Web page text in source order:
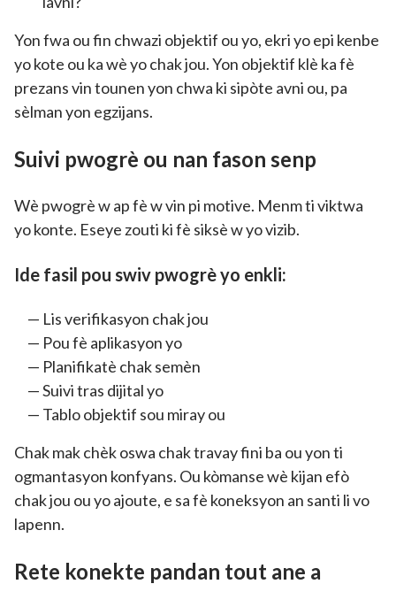
Yon fwa ou fin chwazi objektif ou yo, ekri yo epi kenbe
yo kote ou ka wè yo chak jou. Yon objektif klè ka fè
prezans vin tounen yon chwa ki sipòte avni ou, pa
sèlman yon egzijans.
Suivi pwogrè ou nan fason senp
Wè pwogrè w ap fè w vin pi motive. Menm ti viktwa
yo konte. Eseye zouti ki fè siksè w yo vizib.
Ide fasil pou swiv pwogrè yo enkli:
Lis verifikasyon chak jou
Pou fè aplikasyon yo
Planifikatè chak semèn
Suivi tras dijital yo
Tablo objektif sou miray ou
Chak mak chèk oswa chak travay fini ba ou yon ti
ogmantasyon konfyans. Ou kòmanse wè kijan efò
chak jou ou yo ajoute, e sa fè koneksyon an santi li vo
lapenn.
Rete konekte pandan tout ane a